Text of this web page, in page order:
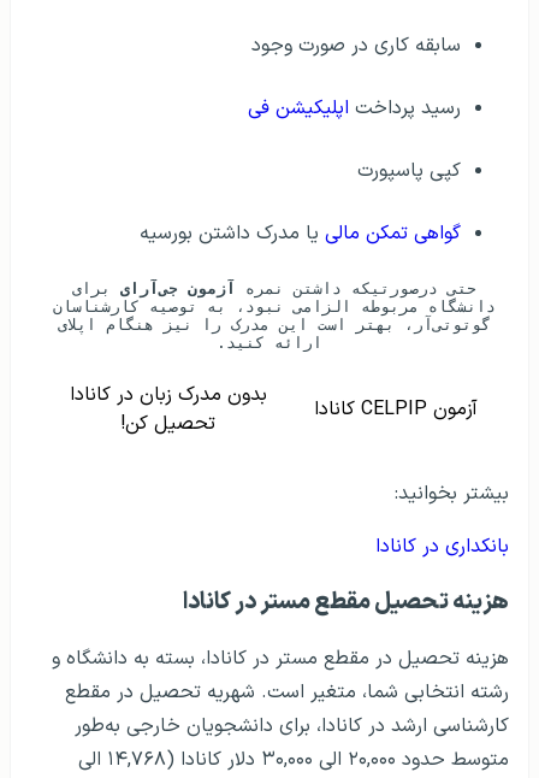
سابقه کاری در صورت وجود
رسید پرداخت اپلیکیشن فی
کپی پاسپورت
گواهی تمکن مالی یا مدرک داشتن بورسیه
حتی درصورتیکه داشتن نمره آزمون جی‌آرای
ارائه کنید.
آزمون CELPIP کانادا
بدون مدرک زبان در کانادا
تحصیل کن!
بیشتر بخوانید:
بانکداری در کانادا
هزینه تحصیل مقطع مستر در کانادا
هزینه تحصیل در مقطع مستر در کانادا، بسته به دانشگاه و
رشته انتخابی شما، متغیر است. شهریه تحصیل در مقطع
کارشناسی ارشد در کانادا، برای دانشجویان خارجی به‌طور
متوسط حدود ۲۰,۰۰۰ الی ۳۰,۰۰۰ دلار کانادا (۱۴,۷۶۸ الی